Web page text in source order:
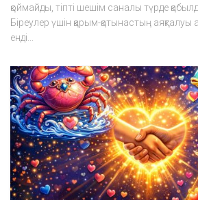
қоймайды, тіпті шешім саналы түрде
Біреулер үшін қарым-қатынастың аяқталуы
енді...